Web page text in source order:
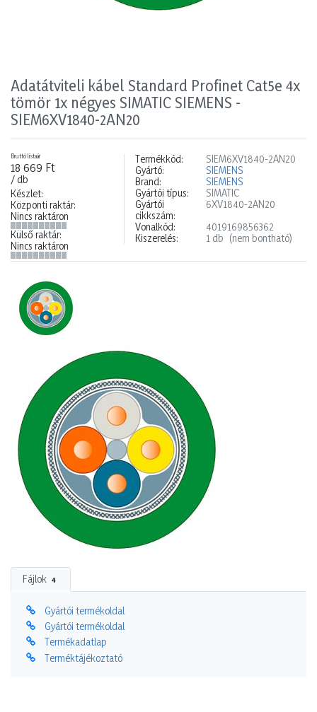
Adatátviteli kábel Standard Profinet Cat5e 4x
tömör 1x négyes SIMATIC SIEMENS -
SIEM6XV1840-2AN20
Bruttó listaár
18 669 Ft
/ db
Készlet:
Központi raktár:
Nincs raktáron
Külső raktár:
Nincs raktáron
Termékkód:
SIEM6XV1840-2AN20
Gyártó:
SIEMENS
Brand:
SIEMENS
Gyártói típus:
SIMATIC
Gyártói
cikkszám:
6XV1840-2AN20
Vonalkód:
4019169856362
Kiszerelés:
1 db (nem bontható)
Fájlok 4
Gyártói termékoldal
Gyártói termékoldal
Termékadatlap
Terméktájékoztató